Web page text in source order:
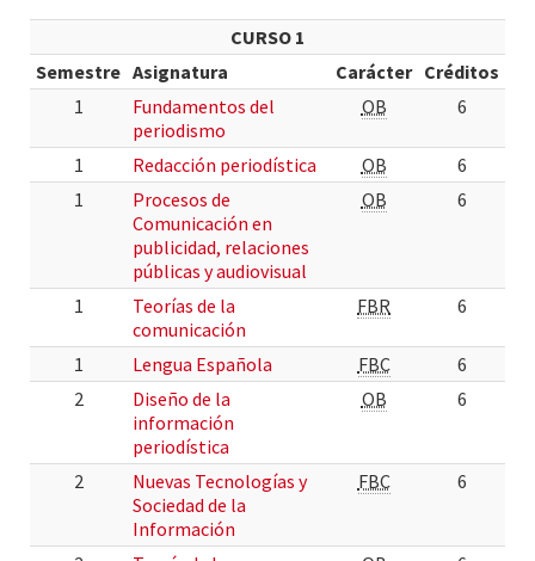
CURSO 1
Semestre Asignatura Carácter Créditos
1
Fundamentos del
periodismo
OB 6
1 Redacción periodística OB
6
1
Procesos de
Comunicación en
publicidad, relaciones
públicas y audiovisual
OB 6
1
Teorías de la
comunicación
FBR 6
1 Lengua Española FBC
6
2
Diseño de la
información
periodística
OB 6
2
Nuevas Tecnologías y
Sociedad de la
Información
FBC 6